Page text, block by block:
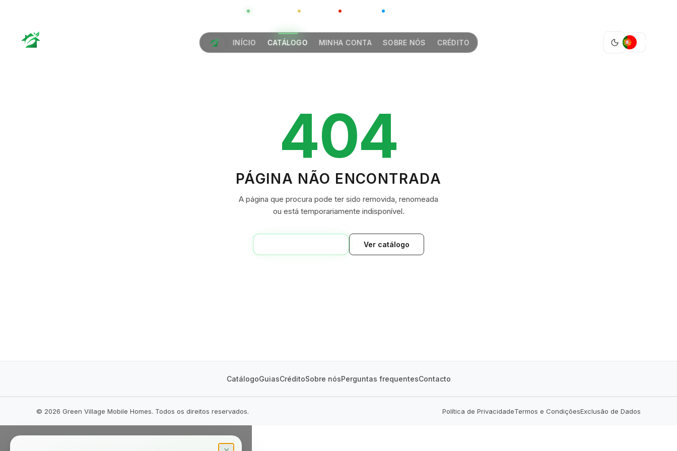
CHINA
INÍCIO CATÁLOGO MINHA CONTA SOBRE NÓS CRÉDITO
GREEN VILLAGE
404
PÁGINA NÃO ENCONTRADA
A página que procura pode ter sido removida, renomeada
ou está temporariamente indisponível.
Ver catálogo
CatálogoGuiasCréditoSobre nósPerguntas frequentesContacto
© 2026 Green Village Mobile Homes. Todos os direitos reservados. Política de PrivacidadeTermos e CondiçõesExclusão de Dados